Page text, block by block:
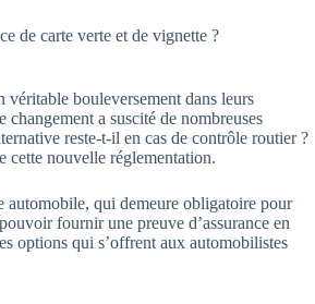
de carte verte et de vignette ?
bouleversement dans leurs
changement a suscité de nombreuses
reste-t-il en cas de contrôle routier ?
cette nouvelle réglementation.
automobile, qui demeure obligatoire pour
fournir une preuve d’assurance en
options qui s’offrent aux automobilistes